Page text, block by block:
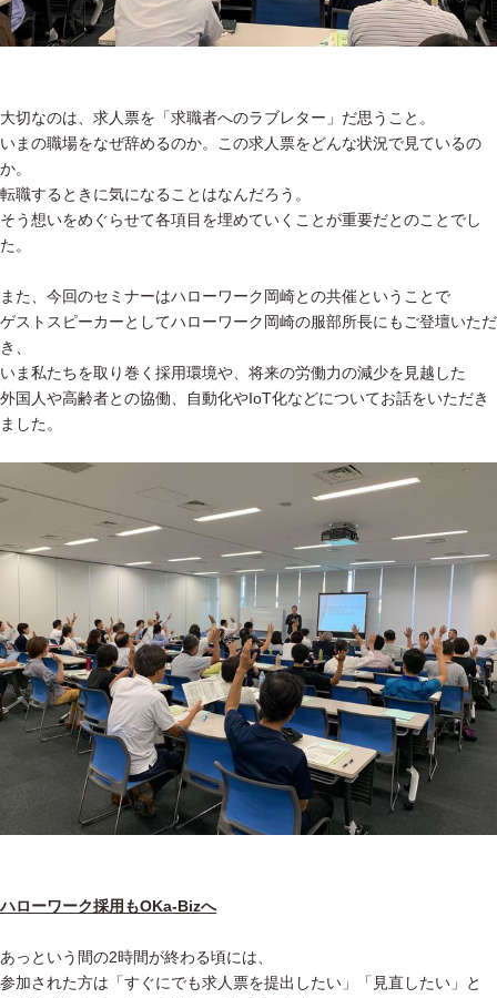
大切なのは、求人票を「求職者へのラブレター」だ思うこと。
いまの職場をなぜ辞めるのか。この求人票をどんな状況で見ているの
か。
転職するときに気になることはなんだろう。
そう想いをめぐらせて各項目を埋めていくことが重要だとのことでし
た。
また、今回のセミナーはハローワーク岡崎との共催ということで
ゲストスピーカーとしてハローワーク岡崎の服部所長にもご登壇いただ
き、
いま私たちを取り巻く採用環境や、将来の労働力の減少を見越した
外国人や高齢者との協働、自動化やIoT化などについてお話をいただき
ました。
ハローワーク採用もOKa-Bizへ
あっという間の2時間が終わる頃には、
参加された方は「すぐにでも求人票を提出したい」「見直したい」と